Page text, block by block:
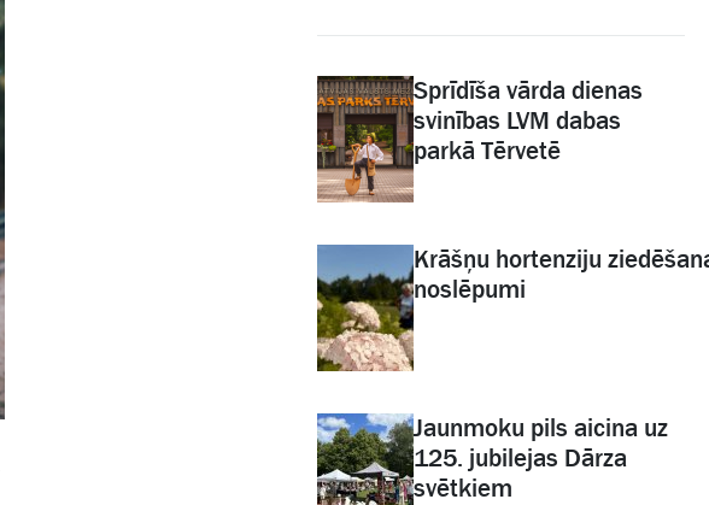
Sprīdīša vārda dienas
svinības LVM dabas
parkā Tērvetē
Krāšņu hortenziju
noslēpumi
Jaunmoku pils aicina uz
125. jubilejas Dārza
svētkiem